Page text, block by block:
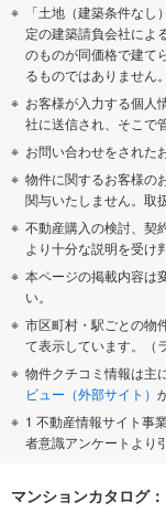
「土地（建築条件な
定の建築請負会社によ
のものが同価格で建て
るものではありません。
お客様が入力する個人
社に送信され、そこで
お問い合わせをされた
物件に関するお客様の
関与いたしません。取
不動産購入の検討、契
より十分な説明を受け
本ページの掲載内容は
い。
市区町村・駅ごとの物
て表示しています。（
物件クチコミ情報は主
ビュー（外部サイト）
1 不動産情報サイト事
者意識アンケートより
マンションカタログ：